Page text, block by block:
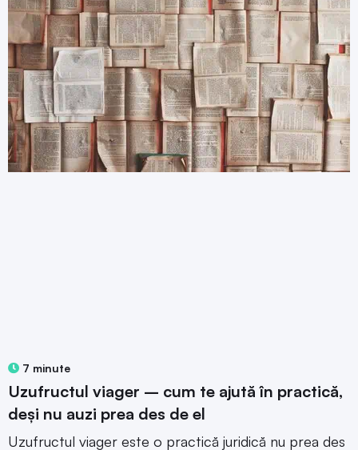
7 minute
Uzufructul viager – cum te ajută în practică,
deși nu auzi prea des de el
Uzufructul viager este o practică juridică nu prea des